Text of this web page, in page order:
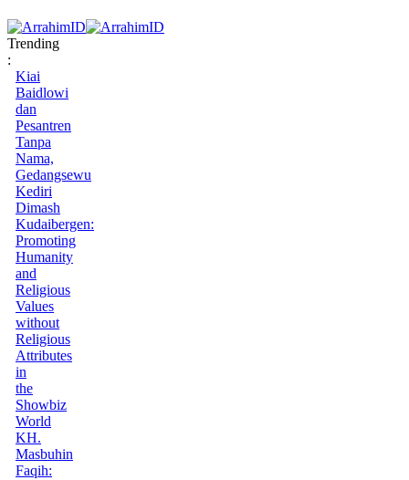
Trending
:
Kiai
Baidlowi
dan
Pesantren
Tanpa
Nama,
Gedangsewu
Kediri
Dimash
Kudaibergen:
Promoting
Humanity
and
Religious
Values
without
Religious
Attributes
in
the
Showbiz
World
KH.
Masbuhin
Faqih: